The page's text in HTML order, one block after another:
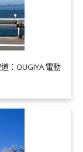
：OUGIYA 電動